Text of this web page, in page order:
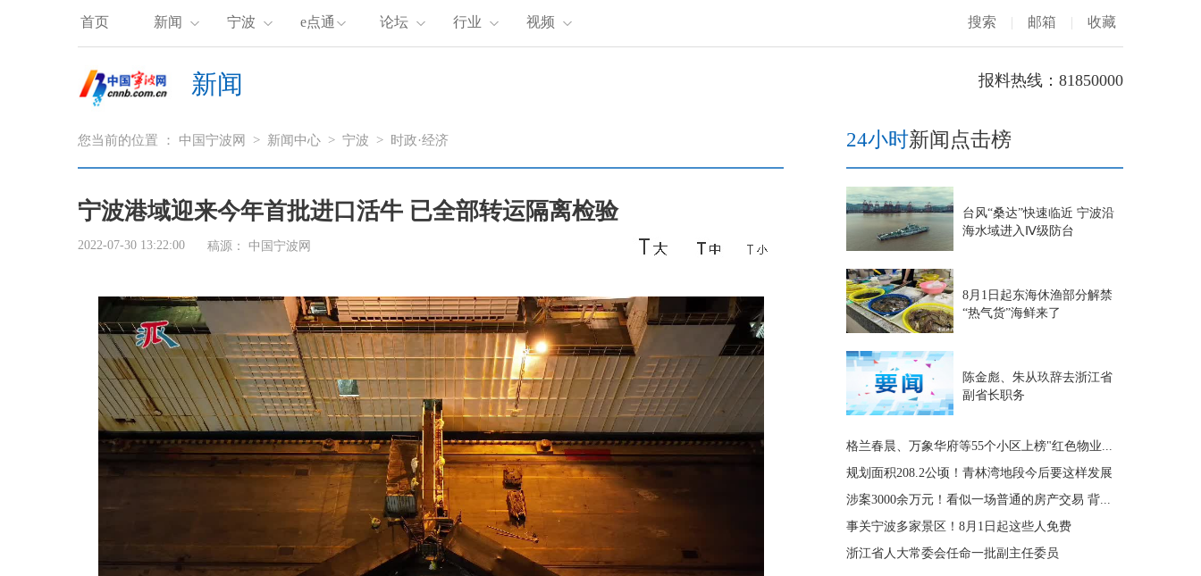
首页 新闻 宁波 e点通 论坛 行业 视频 搜索 | 邮箱 | 收藏
新闻 报料热线：81850000
您当前的位置 ： 中国宁波网 > 新闻中心 > 宁波 > 时政·经济
宁波港域迎来今年首批进口活牛 已全部转运隔离检验
2022-07-30 13:22:00 稿源： 中国宁波网
24小时新闻点击榜
台风“桑达”快速临近 宁波沿
海水域进入Ⅳ级防台
8月1日起东海休渔部分解禁
“热气货”海鲜来了
陈金彪、朱从玖辞去浙江省
副省长职务
格兰春晨、万象华府等55个小区上榜"红色物业...
规划面积208.2公顷！青林湾地段今后要这样发展
涉案3000余万元！看似一场普通的房产交易 背...
事关宁波多家景区！8月1日起这些人免费
浙江省人大常委会任命一批副主任委员